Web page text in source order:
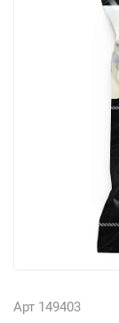
Арт 149403